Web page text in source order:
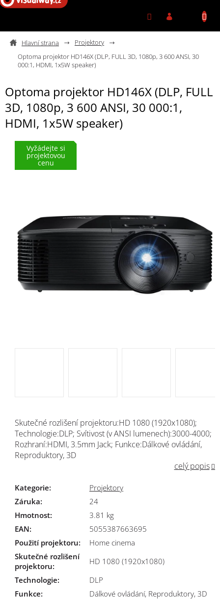
Přejít na obsah
Projektory
Optoma projektor HD146X (DLP, FULL 3D, 1080p, 3 600 ANSI, 30
000:1, HDMI, 1x5W speaker)
Optoma projektor HD146X (DLP, FULL
3D, 1080p, 3 600 ANSI, 30 000:1,
HDMI, 1x5W speaker)
Vyžádejte si
projektovou
cenu
Skutečné rozlišení projektoru:HD 1080 (1920x1080);
Technologie:DLP; Svítivost (v ANSI lumenech):3000-4000;
Rozhraní:HDMI, 3.5mm Jack; Funkce:Dálkové ovládání,
Reproduktory, 3D
celý popis
Kategorie:
Projektory
Záruka:
24
Hmotnost:
3.81 kg
EAN:
5055387663695
Použití projektoru:
Home cinema
Skutečné rozlišení
projektoru:
HD 1080 (1920x1080)
Technologie:
DLP
Funkce:
Dálkové ovládání, Reproduktory, 3D